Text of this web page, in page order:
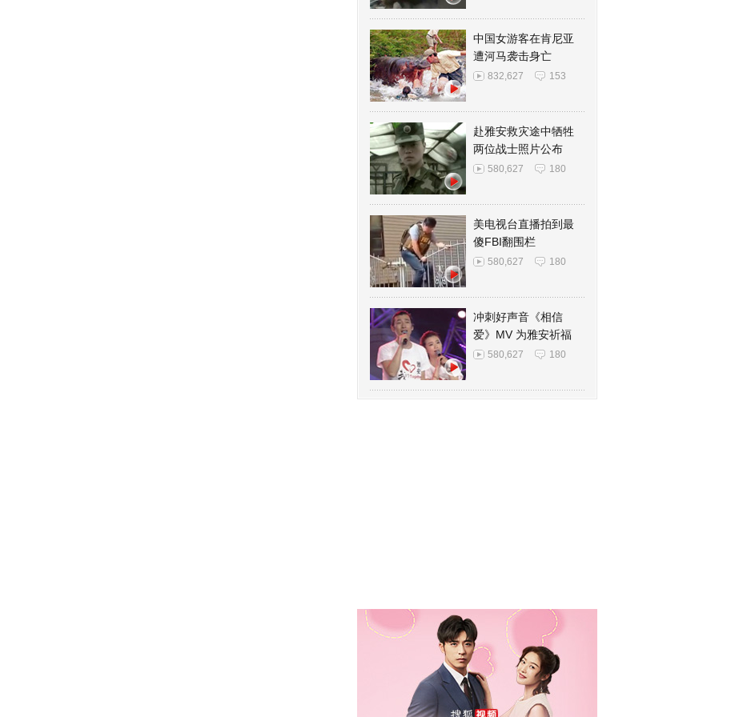
中国女游客在肯尼亚
遭河马袭击身亡
832,627 153
赴雅安救灾途中牺牲
两位战士照片公布
580,627 180
美电视台直播拍到最
傻FBI翻围栏
580,627 180
冲刺好声音《相信
爱》MV 为雅安祈福
580,627 180